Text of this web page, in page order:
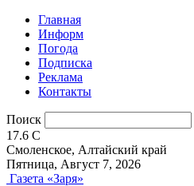
Главная
Информ
Погода
Подписка
Реклама
Контакты
Поиск
17.6 C
Смоленское, Алтайский край
Пятница, Август 7, 2026
Газета «Заря»